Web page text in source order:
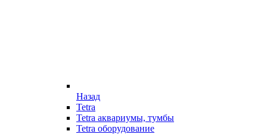
Назад
Tetra
Tetra аквариумы, тумбы
Tetra оборудование